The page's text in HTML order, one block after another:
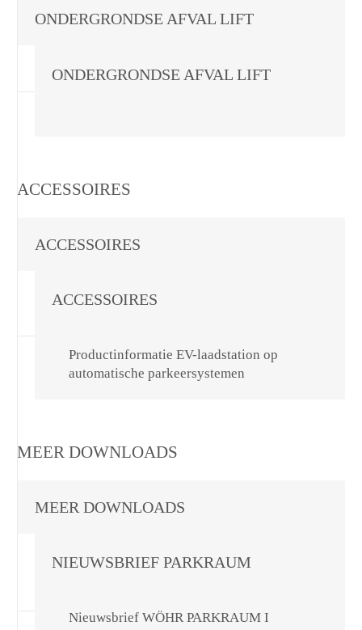
ONDERGRONDSE AFVAL LIFT
ONDERGRONDSE AFVAL LIFT
ACCESSOIRES
ACCESSOIRES
ACCESSOIRES
Productinformatie EV-laadstation op
automatische parkeersystemen
MEER DOWNLOADS
MEER DOWNLOADS
NIEUWSBRIEF PARKRAUM
Nieuwsbrief WÖHR PARKRAUM I